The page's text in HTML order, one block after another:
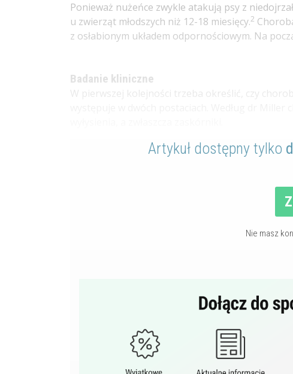
Ponieważ nużeńce zwykle atakują psy z
u zwierząt młodszych niż 12-18 miesięcy.2
z osłabionym układem odpornościowym. Na
Badanie kliniczne
W pierwszej kolejności trzeba określić, czy
Artykuł dostępny tylko
Nie masz